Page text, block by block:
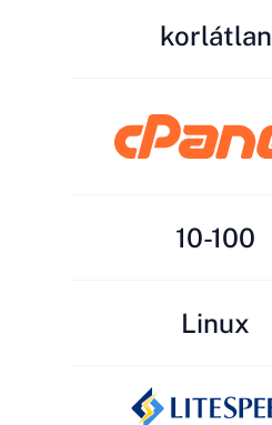
korlátlan
10-100
Linux